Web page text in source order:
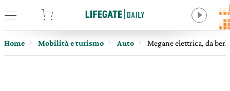
Home Mobilità e turismo Auto Megane elettrica, da